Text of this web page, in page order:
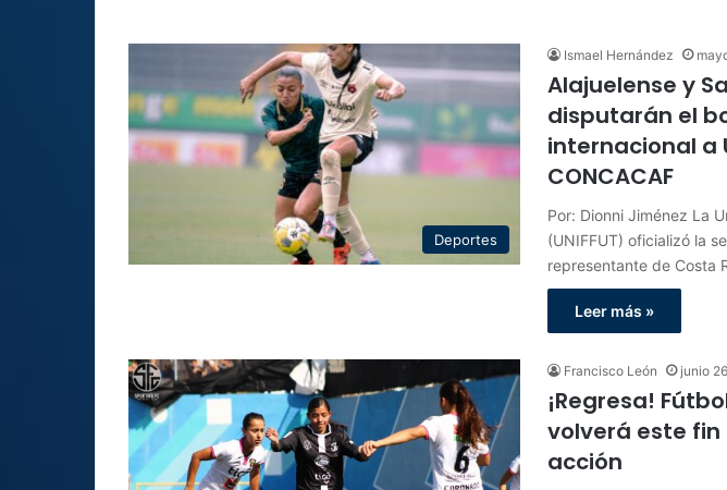
Deportes
Ismael Hernández
Alajuelense y
disputarán el
internacional a
CONCACAF
Por: Dionni Jiménez La
(UNIFFUT) oficializó la
representante de Costa
Leer más »
Francisco León junio
¡Regresa!
volverá este
acción